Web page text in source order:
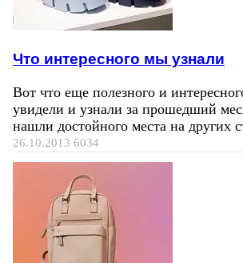
Что интересного мы узнали
Вот что еще полезного и
увидели и узнали за прошедший
нашли достойного места на других
26.10.2013 6034